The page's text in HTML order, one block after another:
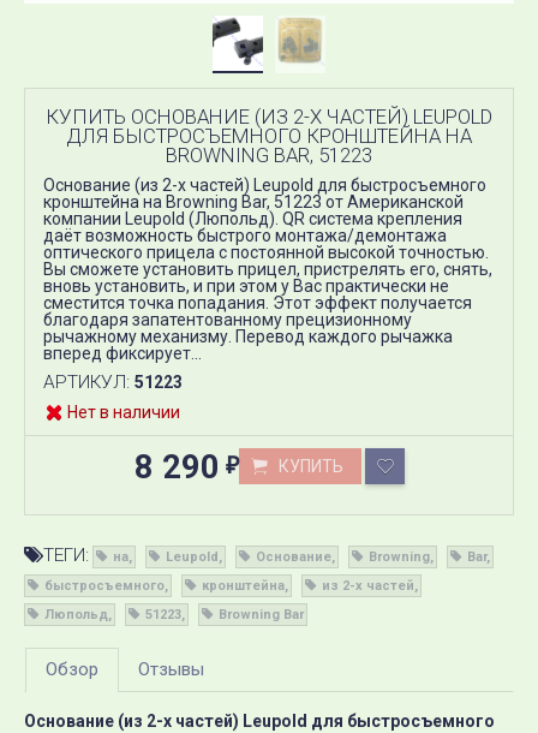
КУПИТЬ ОСНОВАНИЕ (ИЗ 2-Х ЧАСТЕЙ) LEUPOLD
ДЛЯ БЫСТРОСЪЕМНОГО КРОНШТЕЙНА НА
BROWNING BAR, 51223
Основание (из 2-х частей) Leupold для быстросъемного
кронштейна на Browning Bar, 51223 от Американской
компании Leupold (Люпольд). QR система крепления
даёт возможность быстрого монтажа/демонтажа
оптического прицела с постоянной высокой точностью.
Вы сможете установить прицел, пристрелять его, снять,
вновь установить, и при этом у Вас практически не
сместится точка попадания. Этот эффект получается
благодаря запатентованному прецизионному
рычажному механизму. Перевод каждого рычажка
вперед фиксирует...
АРТИКУЛ: 51223
Нет в наличии
8 290 ₽ КУПИТЬ
ТЕГИ: на Leupold Основание Browning
Bar
быстросъемного
кронштейна
из 2-х частей
Люпольд
51223 Browning Bar
Обзор Отзывы
Основание (из 2-х частей) Leupold для быстросъемного